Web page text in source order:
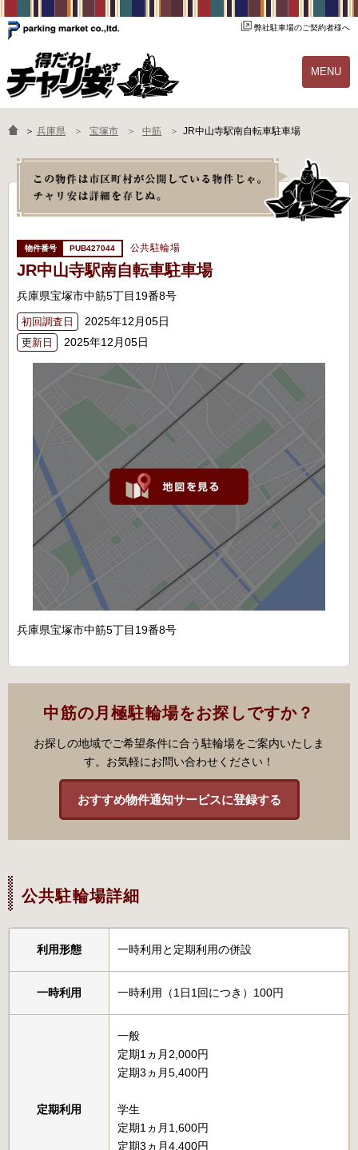
弊社駐車場のご契約者様へ
MENU
物件一覧 ご契約の流れ
よくあるご質問 駐輪場オーナー様へ
＞ 兵庫県 宝塚市 中筋 JR中山寺駅南自転車駐車場
PUB427044 公共駐輪場
JR中山寺駅南自転車駐車場
兵庫県宝塚市中筋5丁目19番8号
初回調査日 2025年12月05日
更新日 2025年12月05日
兵庫県宝塚市中筋5丁目19番8号
中筋の月極駐輪場をお探しですか？
お探しの地域でご希望条件に合う駐輪場をご案内いたしま
す。お気軽にお問い合わせください！
おすすめ物件通知サービスに登録する
公共駐輪場詳細
利用形態 一時利用と定期利用の併設
一時利用 一時利用（1日1回につき）100円
定期利用
一般
定期1ヵ月2,000円
定期3ヵ月5,400円
学生
定期1ヵ月1,600円
定期3ヵ月4,400円